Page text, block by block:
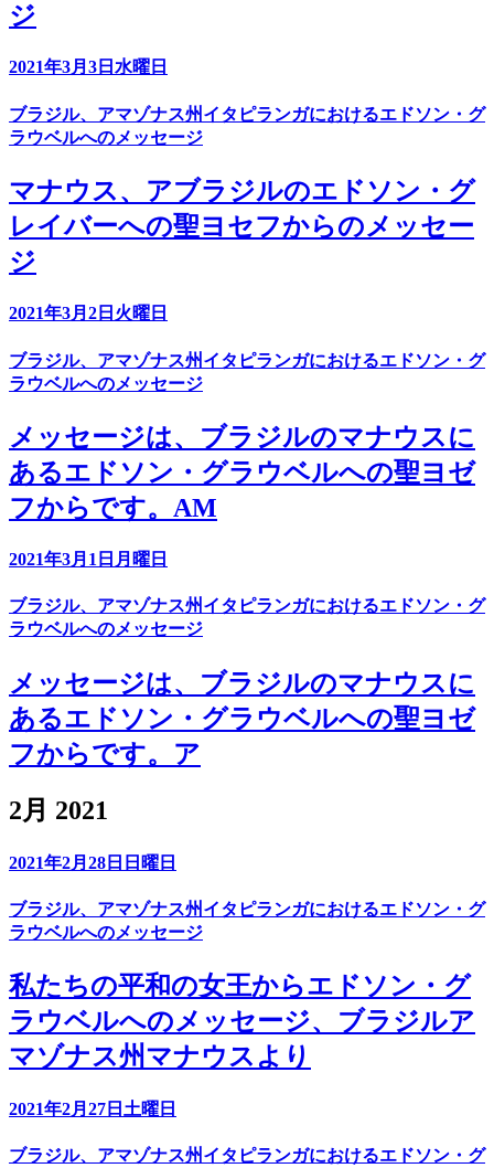
ジ
2021年3月3日水曜日
ブラジル、アマゾナス州イタピランガにおけるエドソン・グ
ラウベルへのメッセージ
マナウス、アブラジルのエドソン・グ
レイバーへの聖ヨセフからのメッセー
ジ
2021年3月2日火曜日
ブラジル、アマゾナス州イタピランガにおけるエドソン・グ
ラウベルへのメッセージ
メッセージは、ブラジルのマナウスに
あるエドソン・グラウベルへの聖ヨゼ
フからです。AM
2021年3月1日月曜日
ブラジル、アマゾナス州イタピランガにおけるエドソン・グ
ラウベルへのメッセージ
メッセージは、ブラジルのマナウスに
あるエドソン・グラウベルへの聖ヨゼ
フからです。ア
2月 2021
2021年2月28日日曜日
ブラジル、アマゾナス州イタピランガにおけるエドソン・グ
ラウベルへのメッセージ
私たちの平和の女王からエドソン・グ
ラウベルへのメッセージ、ブラジルア
マゾナス州マナウスより
2021年2月27日土曜日
ブラジル、アマゾナス州イタピランガにおけるエドソン・グ